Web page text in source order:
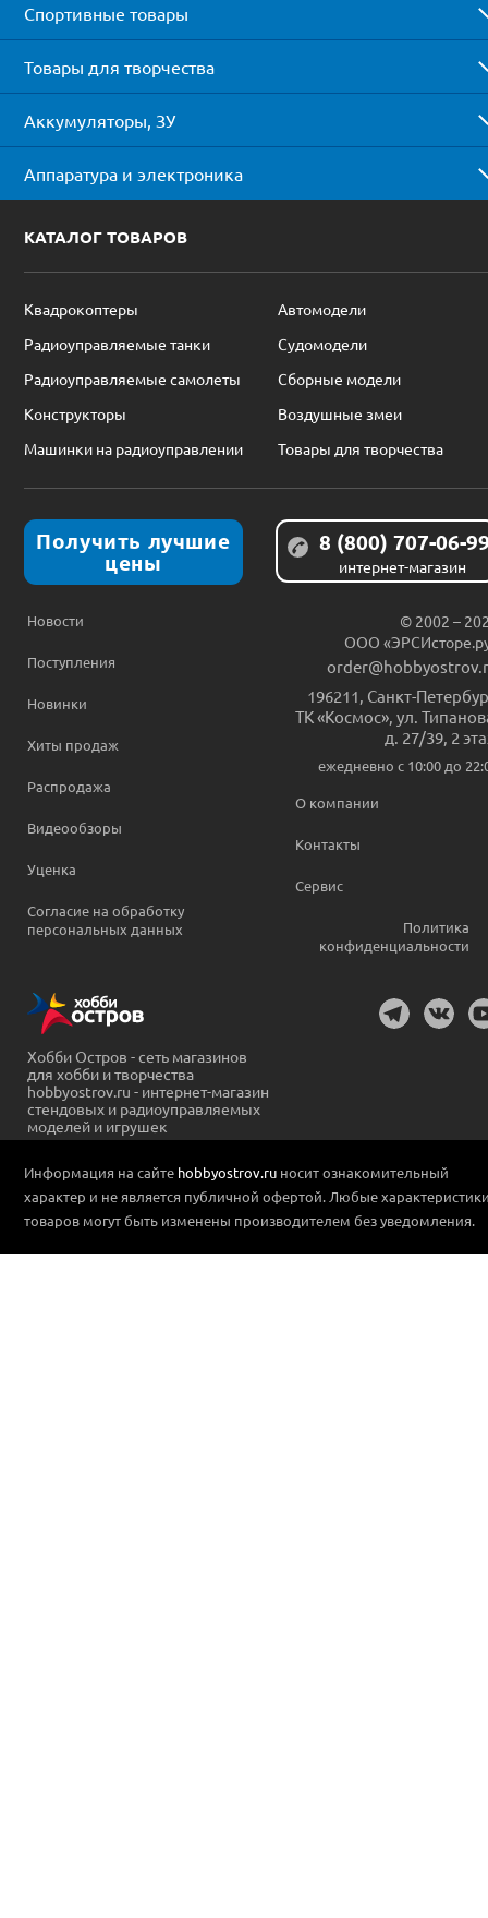
Спортивные товары
Товары для творчества
Аккумуляторы, ЗУ
Аппаратура и электроника
КАТАЛОГ ТОВАРОВ
Квадрокоптеры
Автомодели
Радиоуправляемые танки
Судомодели
Радиоуправляемые самолеты
Сборные модели
Конструкторы
Воздушные змеи
Машинки на радиоуправлении
Товары для творчества
Получить лучшие
цены
8 (800) 707-06-
интернет-магазин
Новости
Поступления
Новинки
Хиты продаж
Распродажа
Видеообзоры
Уценка
Согласие на обработку
персональных данных
© 2002 –
ООО
196211, Санкт-
ТК «Космос», ул.
д. 27/39, 2
ежедневно c 10:00 до
О компании
Контакты
Сервис
Политика
конфиденциальности
Хобби Остров - сеть магазинов
для хобби и творчества
hobbyostrov.ru - интернет-магазин
стендовых и радиоуправляемых
моделей и игрушек
Информация на сайте hobbyostrov.ru носит ознакомительный
характер и не является публичной офертой. Любые
товаров могут быть изменены производителем без уведомления.